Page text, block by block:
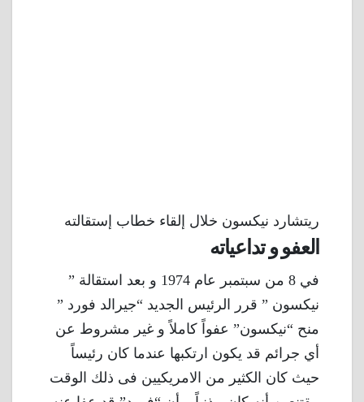
ريتشارد نيكسون خلال إلقاء خطاب إستقالته
العفو و تداعياته
في 8 من سبتمبر عام 1974 و بعد استقالة ”
نيكسون ” قرر الرئيس الجديد “جيرالد فورد ”
منح “نيكسون” عفواً كاملاً و غير مشروط عن
أي جرائم قد يكون ارتكبها عندما كان رئيساً
حيث كان الكثير من الامريكيين فى ذلك الوقت